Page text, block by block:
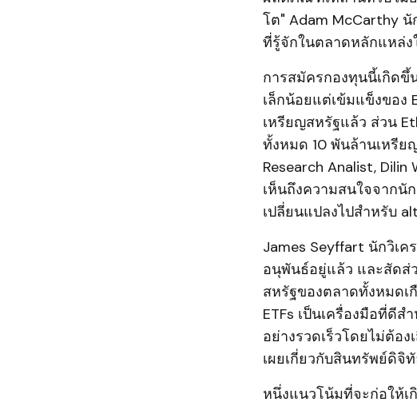
โต" Adam McCarthy นั
ที่รู้จักในตลาดหลักแหล่ง
การสมัครกองทุนนี้เกิดขึ้
เล็กน้อยแต่เข้มแข็งของ
เหรียญสหรัฐแล้ว ส่วน
ทั้งหมด 10 พันล้านเหรีย
Research Analist,
เห็นถึงความสนใจจากนั
เปลี่ยนแปลงไปสำหรับ
James Seyffart นักวิเ
อนุพันธ์อยู่แล้ว และสัดส่
สหรัฐของตลาดทั้งหมด
ETFs เป็นเครื่องมือที่ดี
อย่างรวดเร็วโดยไม่ต้อ
เผยเกี่ยวกับสินทรัพย์ดิจิ
หนึ่งแนวโน้มที่จะก่อให้